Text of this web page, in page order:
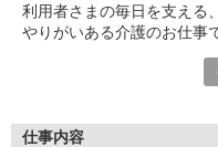
利用者さまの毎日を支える、
やりがいある介護のお仕事
安心して過ごせる時間づく
仕事内容